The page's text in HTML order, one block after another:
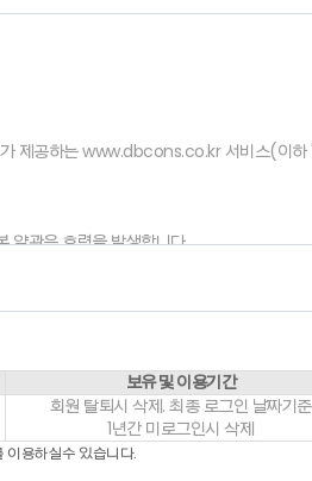
제공하는 www.dbcons.co.kr 서비스(이하
약관은 효력을 발생합니다.
지 않는 범위에서 본 약관을 개정할 수 있으
하는 고객을 말합니다.
니다.
숫자의 조합을 의미합니다.
보유 및 이용기간
회원 탈퇴시 삭제. 최종 로그인 날짜기준
1년간 미로그인시 삭제
이용하실수 있습니다.